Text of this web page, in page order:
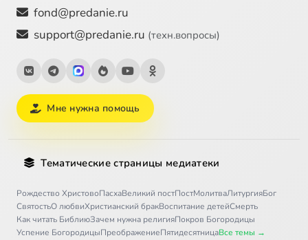
fond@predanie.ru
support@predanie.ru (техн.вопросы)
Мне нужна помощь
Тематические страницы медиатеки
Рождество ХристовоПасхаВеликий постПостМолитваЛитургияБог
СвятостьО любвиХристианский бракВоспитание детейСмерть
Как читать БиблиюЗачем нужна религияПокров Богородицы
Успение БогородицыПреображениеПятидесятницаВсе темы →